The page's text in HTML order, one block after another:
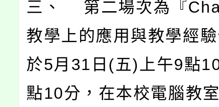
三、 第二場次為『
教學上的應用與教學經
於5月31日(五)上午9點
點10分，在本校電腦教